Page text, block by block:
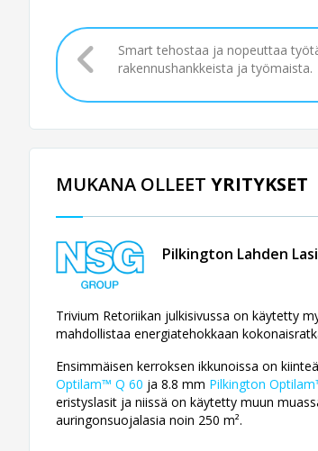
Smart tehostaa ja nopeuttaa
rakennushankkeista ja työmaista.
MUKANA OLLEET YRITYKSET
Pilkington Lahden
Trivium Retoriikan julkisivussa on käytetty
mahdollistaa energiatehokkaan
Ensimmäisen kerroksen ikkunoissa on
Optilam™ Q 60 ja 8.8 mm Pilkington
eristyslasit ja niissä on käytetty muun
auringonsuojalasia noin 250 m².